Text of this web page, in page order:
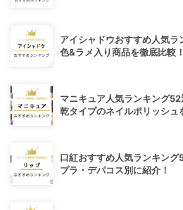
アイシャドウおすすめ人気
色&ラメ入り商品を徹底比較！
マニキュア人気ランキング
乾タイプのネイルポリッシュ
口紅おすすめ人気ランキン
プラ・デパコス別に紹介！